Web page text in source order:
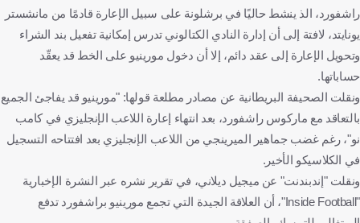
راشفورد، الذ ينشط حاليًا في برشلونة على سبيل الإعارة قادمًا من مانشستر
يونايتد، لافتة إلى أن إدارة النادي الكتالوني تدرس إمكانية تفعيل بند الشراء
وتحويل الإعارة إلى عقد دائم، إلا أن دخول مورينيو على الخط قد يعقّد
حساباتها.
ونقلت الصحيفة البريطانية عن مصادر مطلعة قولها: "مورينيو قد يفاجئ الجميع
بالتعاقد مع ماركوس راشفورد، بعد انتهاء إعارة اللاعب الإنجليزي في كامب
نو"، رغم غضب جماهير الميرينجي من اللاعب الإنجليزي بعد افتتاحه التسجيل
في الكلاسيكو الأخير.
ونقلت "إندبندنت" عن ميجيل ديلاني، في تقرير نشره عبر النشرة الإخبارية
"Inside Football"، أن العلاقة الجيدة التي تجمع مورينيو براشفورد تدفع